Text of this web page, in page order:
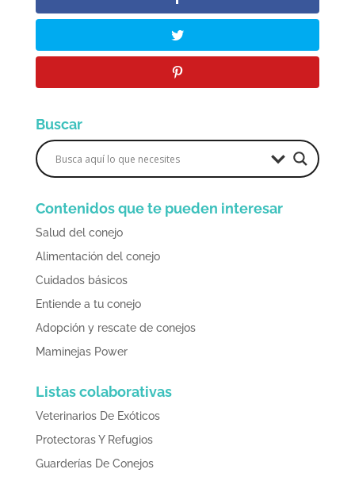
Buscar
Contenidos que te pueden interesar
Salud del conejo
Alimentación del conejo
Cuidados básicos
Entiende a tu conejo
Adopción y rescate de conejos
Maminejas Power
Listas colaborativas
Veterinarios De Exóticos
Protectoras Y Refugios
Guarderías De Conejos